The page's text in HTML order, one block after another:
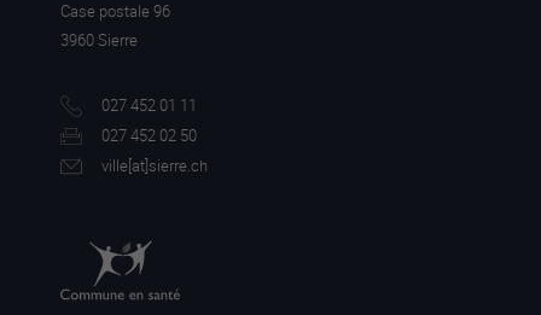
Case postale 96
3960 Sierre
027 452 01 11
027 452 02 50
ville[at]sierre.ch